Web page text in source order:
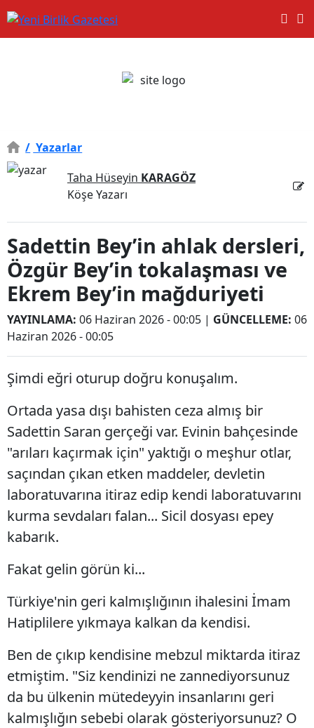
/ Yazarlar
Taha Hüseyin KARAGÖZ
Köşe Yazarı
Sadettin Bey’in ahlak dersleri,
Özgür Bey’in tokalaşması ve
Ekrem Bey’in mağduriyeti
YAYINLAMA: 06 Haziran 2026 - 00:05 | GÜNCELLEME: 06
Haziran 2026 - 00:05
Şimdi eğri oturup doğru konuşalım.
Ortada yasa dışı bahisten ceza almış bir
Sadettin Saran gerçeği var. Evinin bahçesinde
"arıları kaçırmak için" yaktığı o meşhur otlar,
saçından çıkan etken maddeler, devletin
laboratuvarına itiraz edip kendi laboratuvarını
kurma sevdaları falan... Sicil dosyası epey
kabarık.
Fakat gelin görün ki...
Türkiye'nin geri kalmışlığının ihalesini İmam
Hatiplilere yıkmaya kalkan da kendisi.
Ben de çıkıp kendisine mebzul miktarda itiraz
etmiştim. "Siz kendinizi ne zannediyorsunuz
da bu ülkenin mütedeyyin insanlarını geri
kalmışlığın sebebi olarak gösteriyorsunuz? O